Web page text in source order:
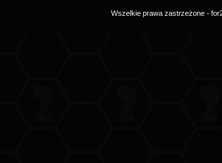
Wszelkie prawa zastrzeżone -